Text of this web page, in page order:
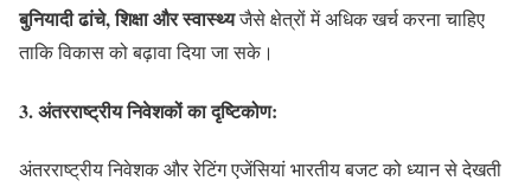
बुनियादी ढांचे, शिक्षा और स्वास्थ्यजैसे क्षेत्रों में अधिक खर्च करना चाहिए
ताकि विकास को बढ़ावा दिया जा सके।
3. अंतरराष्ट्रीय निवेशकों का दृष्टिकोण:
अंतरराष्ट्रीय निवेशक और रेटिंग एजेंसियां भारतीय बजट को ध्यान से देखती